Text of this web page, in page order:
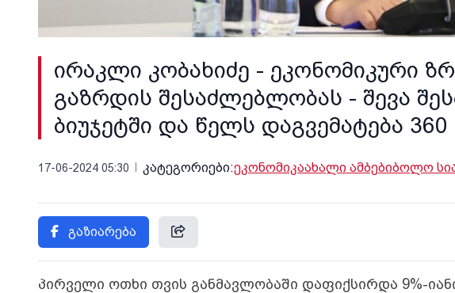
ირაკლი კობახიძე - ეკონომიკური
გაზრდის შესაძლებლობას - შევა
ბიუჯეტში და წელს დაგვემატება
17-06-2024 05:30 კატეგორიები:ეკონომიკაახალი ამბებიბოლო
გაზიარება
პირველი ოთხი თვის განმავლობაში დაფიქსირდა 9%-